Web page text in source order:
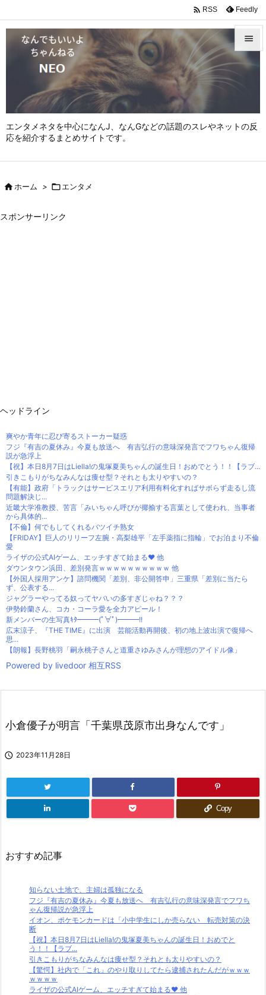
エンタメネタを中心になんJ、なんGなどの話題のスレやネットの反
応を紹介するまとめサイトです。



 RSS Feedly
ホーム > エンタメ
スポンサーリンク
ヘッドライン
爽やか青年に忍び寄るストーカー疑惑
フジ『有吉の夏休み』今夏も放送へ 有吉弘行の意味深発言でフワちゃん復帰
説が急浮上
【祝】本日8月7日はLiella!の鬼塚夏美ちゃんの誕生日！おめでとう！！【ラブ...
引きこもりがちなみんなは痩せ型？それとも太りやすいの？
【有能】政府「トラックはサービスエリア利用有料化すればサボらず走るし流
問題解決じ...
近畿大学准教授、苦言「みいちゃん呼びが揶揄する言葉として使われ、当事者
から具体的...
【不倫】何でもしてくれるバツイチ熟女
【FRIDAY】巨人のリリーフ左腕・高梨雄平「左手薬指に指輪」でお泊まり不倫
愛
ライザの公式AIゲーム、エッチすぎて始まる♥ 他
ダウンタウン浜田、差別発言ｗｗｗｗｗｗｗｗｗｗ 他
【外国人採用アンケ】諮問機関「差別、非公開答申」三重県「差別に当たら
ず、公表する...
ジャグラーやってる奴ってヤバいの多すぎじゃね？？？
伊勢鈴蘭さん、コカ・コーラ愛を全力アピール！
新メンバーの生写真ｷﾀ━━━(ﾟ∀ﾟ)━━━!!
広末涼子、『THE TIME』に出演 芸能活動再開後、初の地上波出演で復帰へ
思...
【朗報】長野桃羽「嗣永桃子さんと道重さゆみさんが理想のアイドル像」
Powered by livedoor 相互RSS
小倉優子が明言「千葉県茂原市出身なんです」
 2023年11月28日
Copy
おすすめ記事
知らない土地で、主婦は孤独になる
フジ『有吉の夏休み』今夏も放送へ 有吉弘行の意味深発言でフワち
ゃん復帰説が急浮上
イオン、ポケモンカードは「小中学生にしか売らない 転売対策の決
断
【祝】本日8月7日はLiella!の鬼塚夏美ちゃんの誕生日！おめでと
う！！【ラブ...
引きこもりがちなみんなは痩せ型？それとも太りやすいの？
【驚愕】社内で「これ」のやり取りしてたら逮捕されたんだがｗｗｗ
ｗｗｗｗ
ライザの公式AIゲーム、エッチすぎて始まる♥ 他